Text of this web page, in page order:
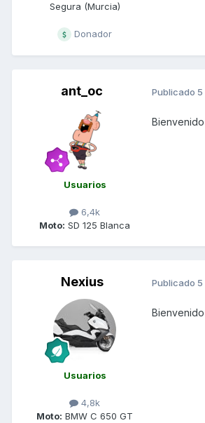
Segura (Murcia)
Donador
ant_oc
Usuarios
6,4k
Moto: SD 125 Blanca
Publicado 5
Nexius
Usuarios
4,8k
Moto: BMW C 650 GT
Publicado 5